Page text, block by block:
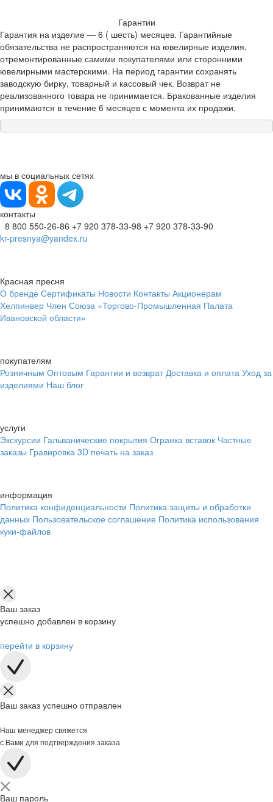
Гарантии
Гарантия на изделие — 6 ( шесть) месяцев. Гарантийные
обязательства не распространяются на ювелирные изделия,
отремонтированные самими покупателями или сторонними
ювелирными мастерскими. На период гарантии сохранять
заводскую бирку, товарный и кассовый чек. Возврат не
реализованного товара не принимается. Бракованные изделия
принимаются в течение 6 месяцев с момента их продажи.
мы в социальных сетях
контакты
8 800 550-26-86 +7 920 378-33-98 +7 920 378-33-90
kr-presnya@yandex.ru
Красная пресня
О бренде Сертификаты Новости Контакты Акционерам
Хелпинвер Член Союза «Торгово-Промышленная Палата
Ивановской области»
покупателям
Розничным Оптовым Гарантии и возврат Доставка и оплата Уход за
изделиями Наш блог
услуги
Экскурсии Гальванические покрытия Огранка вставок Частные
заказы Гравировка 3D печать на заказ
информация
Политика конфиденциальности Политика защиты и обработки
данных Пользовательское соглашение Политика использования
куки-файлов
Ваш заказ
успешно добавлен в корзину
перейти в корзину
Ваш заказ успешно отправлен
Наш менеджер свяжется
с Вами для подтверждения заказа
Ваш пароль